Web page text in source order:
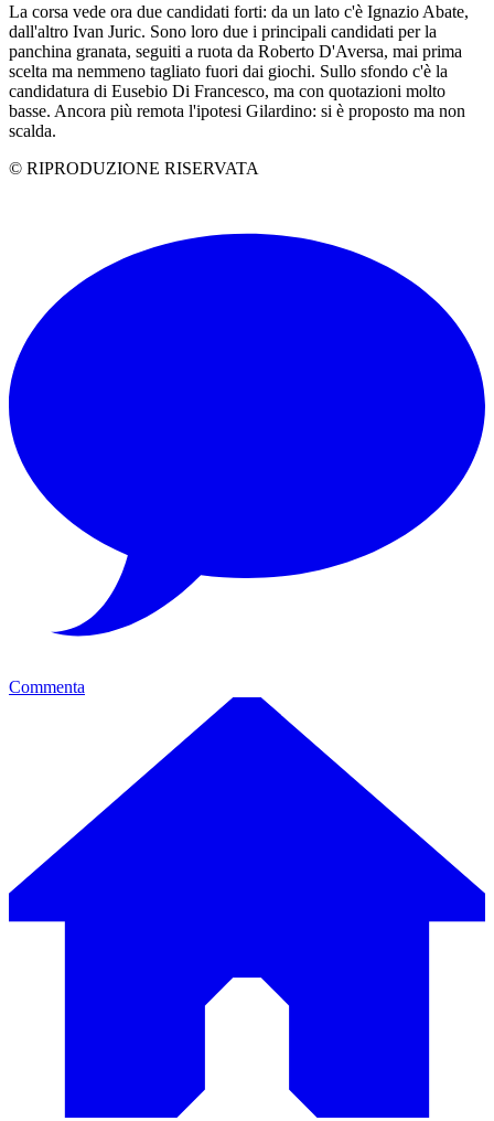
La corsa vede ora due candidati forti: da un lato c'è Ignazio Abate,
dall'altro Ivan Juric. Sono loro due i principali candidati per la
panchina granata, seguiti a ruota da Roberto D'Aversa, mai prima
scelta ma nemmeno tagliato fuori dai giochi. Sullo sfondo c'è la
candidatura di Eusebio Di Francesco, ma con quotazioni molto
basse. Ancora più remota l'ipotesi Gilardino: si è proposto ma non
scalda.
© RIPRODUZIONE RISERVATA
Commenta